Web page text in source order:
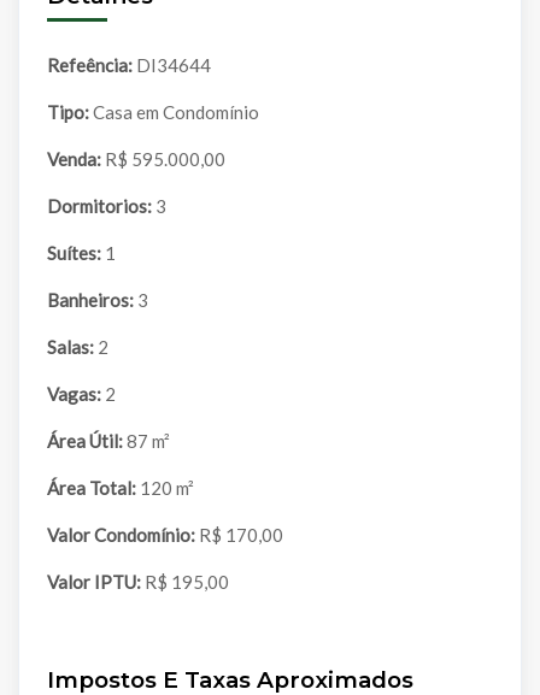
Refeência: DI34644
Tipo: Casa em Condomínio
Venda: R$ 595.000,00
Dormitorios: 3
Suítes: 1
Banheiros: 3
Salas: 2
Vagas: 2
Área Útil: 87 m²
Área Total: 120 m²
Valor Condomínio: R$ 170,00
Valor IPTU: R$ 195,00
Impostos E Taxas Aproximados